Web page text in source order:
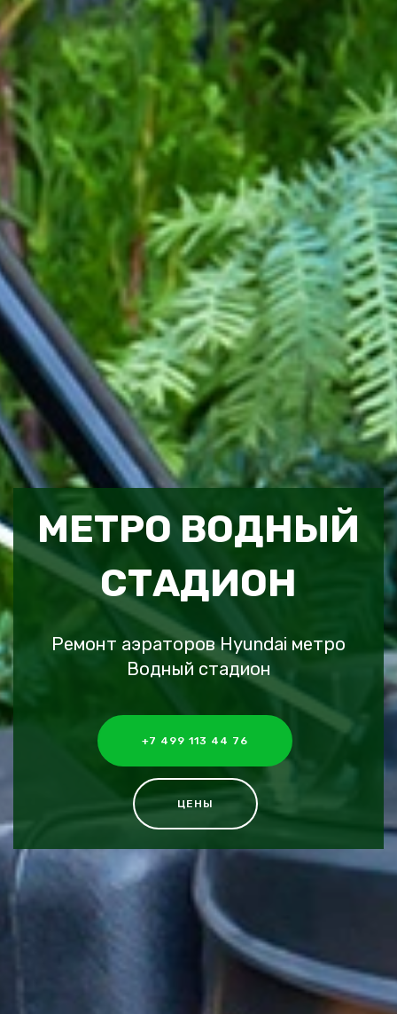
МЕТРО ВОДНЫЙ
СТАДИОН
Ремонт аэраторов Hyundai метро
Водный стадион
+7 499 113 44 76
ЦЕНЫ